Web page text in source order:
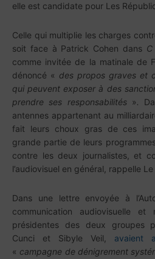
elle est candidate pour Les
Celle qui multiplie les charges
soit face à Patrick Cohen dans
comme invitée de la matinale de
dénoncé « des propos graves et
qui peuvent exposer à des
prendre ses responsabilités ».
antennes appartenant au
fait leurs choux gras de ces
grande partie de leurs
contre les deux journalistes, et
l’audiovisuel en général, rappelle
Dans une lettre envoyée à
communication audiovisuelle et
présidentes des deux groupes
Cunci et Sibyle Veil, avaient
« campagne de dénigrement